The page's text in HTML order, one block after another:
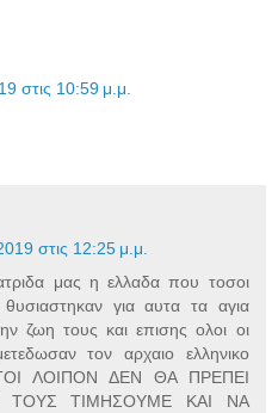
στις 10:59 μ.μ.
στις 12:25 μ.μ.
μας η ελλαδα που τοσοι
για αυτα τα αγια
ζωη τους και επισης ολοι οι
τον αρχαιο ελληνικο
ΛΟΙΠΟΝ ΔΕΝ ΘΑ ΠΡΕΠΕΙ
ΤΟΥΣ ΤΙΜΗΣΟΥΜΕ ΚΑΙ ΝΑ